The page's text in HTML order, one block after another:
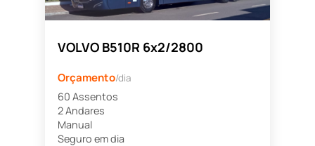
VOLVO B510R 6x2/2800
Orçamento/dia
60 Assentos
2 Andares
Manual
Seguro em dia